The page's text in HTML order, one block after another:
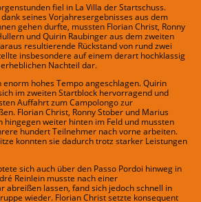
fiel in La Villa der Startschuss.
seines Vorjahresergebnisses aus dem
gehen durfte, mussten Florian Christ, Ronny
und Quirin Raubinger aus dem zweiten
resultierende Rückstand von rund zwei
insbesondere auf einem derart hochklassig
Nachteil dar.
enorm hohes Tempo angeschlagen. Quirin
im zweiten Startblock hervorragend und
Auffahrt zum Campolongo zur
Florian Christ, Ronny Stober und Marius
hingegen weiter hinten im Feld und mussten
hundert Teilnehmer nach vorne arbeiten.
konnten sie dadurch trotz starker Leistungen
sich auch über den Passo Pordoi hinweg in
Reinlein musste nach einer
abreißen lassen, fand sich jedoch schnell in
wieder. Florian Christ setzte konsequent